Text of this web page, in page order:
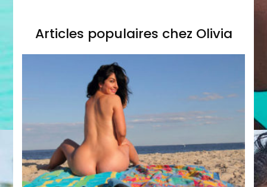
Articles populaires chez Olivia